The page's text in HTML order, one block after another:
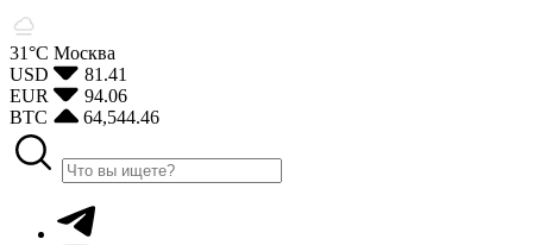
31°С Москва
USD
81.41
EUR
94.06
BTC
64,544.46